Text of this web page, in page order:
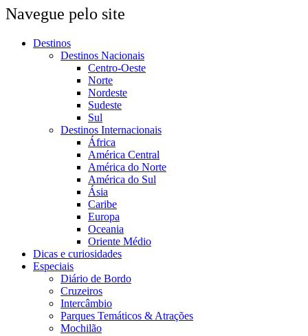
Navegue pelo site
Destinos
Destinos Nacionais
Centro-Oeste
Norte
Nordeste
Sudeste
Sul
Destinos Internacionais
África
América Central
América do Norte
América do Sul
Ásia
Caribe
Europa
Oceania
Oriente Médio
Dicas e curiosidades
Especiais
Diário de Bordo
Cruzeiros
Intercâmbio
Parques Temáticos & Atrações
Mochilão